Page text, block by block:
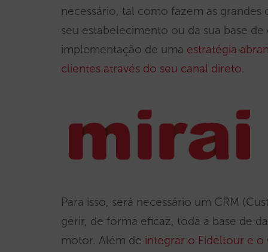
necessário, tal como fazem as
seu estabelecimento ou da sua base
implementação de uma estratégia
clientes através do seu canal direto.
Para isso, será necessário um CRM
gerir, de forma eficaz, toda a base de
motor. Além de integrar o Fideltour e o